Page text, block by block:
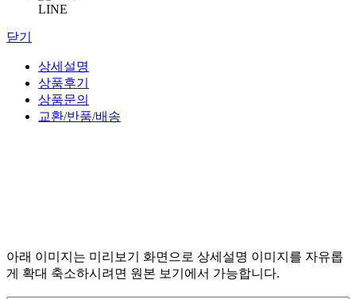
LINE
닫기
상세설명
상품후기
상품문의
교환/반품/배송
아래 이미지는 미리보기 화면으로 상세설명 이미지를 자유롭
게 확대 축소하시려면 원본 보기에서 가능합니다.